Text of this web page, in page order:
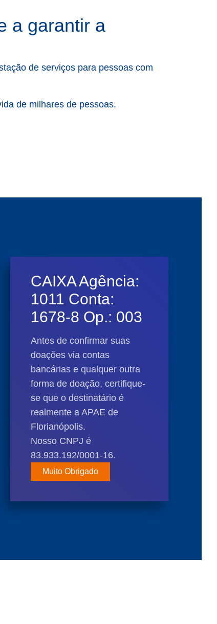
a garantir a
de serviços para pessoas com
de milhares de pessoas.
CAIXA Agência:
1011 Conta:
1678-8 Op.: 003
Antes de confirmar suas
doações via contas
bancárias e qualquer outra
forma de doação, certifique-
se que o destinatário é
realmente a APAE de
Florianópolis.
Nosso CNPJ é
83.933.192/0001-16.
Muito Obrigado